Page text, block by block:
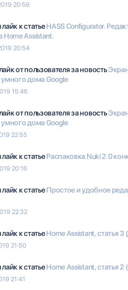
20:56
к статьеHASS Configurator.
Home Assistant.
20:54
от пользователяза новость
умного дома Google
15:46
от пользователяза новость
умного дома Google
22:55
к статьеРаспаковка Nuki 2.0
20:16
к статьеПростое и удобное
22:32
к статьеHome Assistant, статья
21:50
к статьеHome Assistant, статья
21:41